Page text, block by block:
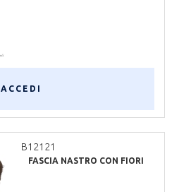
ACCEDI
B12121
FASCIA NASTRO CON FIORI